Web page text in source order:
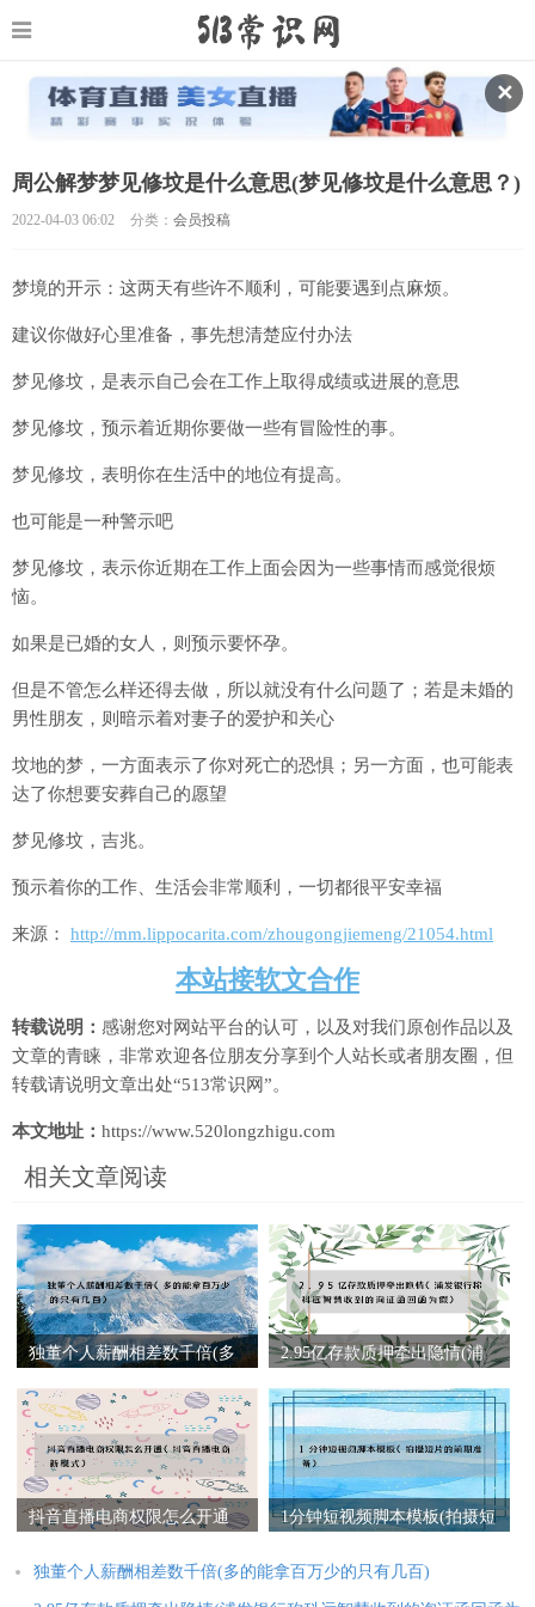
✕
周公解梦梦见修坟是什么意思(梦见修坟是什么意思？)
2022-04-03 06:02 分类： 会员投稿
梦境的开示：这两天有些许不顺利，可能要遇到点麻烦。
建议你做好心里准备，事先想清楚应付办法
梦见修坟，是表示自己会在工作上取得成绩或进展的意思
梦见修坟，预示着近期你要做一些有冒险性的事。
梦见修坟，表明你在生活中的地位有提高。
也可能是一种警示吧
梦见修坟，表示你近期在工作上面会因为一些事情而感觉很烦
恼。
如果是已婚的女人，则预示要怀孕。
但是不管怎么样还得去做，所以就没有什么问题了；若是未婚的
男性朋友，则暗示着对妻子的爱护和关心
坟地的梦，一方面表示了你对死亡的恐惧；另一方面，也可能表
达了你想要安葬自己的愿望
梦见修坟，吉兆。
预示着你的工作、生活会非常顺利，一切都很平安幸福
来源： http://mm.lippocarita.com/zhougongjiemeng/21054.html
本站接软文合作
转载说明： 感谢您对网站平台的认可，以及对我们原创作品以及
文章的青睐，非常欢迎各位朋友分享到个人站长或者朋友圈，但
转载请说明文章出处“513常识网”。
本文地址： https://www.520longzhigu.com
相关文章阅读
独董个人薪酬相差数千倍(多
2.95亿存款质押牵出隐情(浦
证函回函为假)
抖音直播电商权限怎么开通
1分钟短视频脚本模板(拍摄短
独董个人薪酬相差数千倍(多的能拿百万少的只有几百)